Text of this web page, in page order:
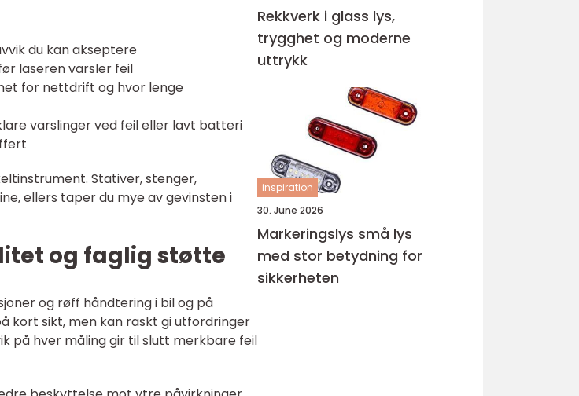
du kan akseptere
laseren varsler feil
for nettdrift og hvor lenge
varslinger ved feil eller lavt batteri
Stativer, stenger,
ellers taper du mye av gevinsten i
og faglig støtte
og røff håndtering i bil og på
kort sikt, men kan raskt gi utfordringer
på hver måling gir til slutt merkbare feil
Rekkverk i glass lys,
trygghet og moderne
uttrykk
inspiration
30. June 2026
Markeringslys små lys
med stor betydning for
sikkerheten